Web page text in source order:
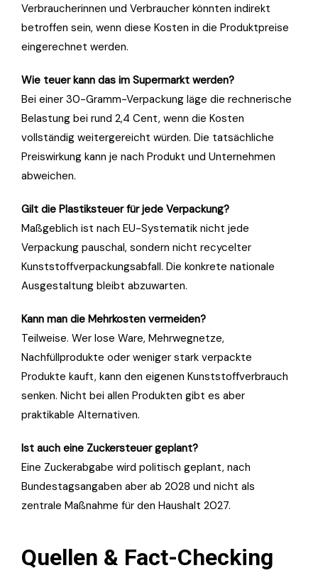
Verbraucherinnen und Verbraucher könnten indirekt
betroffen sein, wenn diese Kosten in die Produktpreise
eingerechnet werden.
Wie teuer kann das im Supermarkt werden?
Bei einer 30-Gramm-Verpackung läge die rechnerische
Belastung bei rund 2,4 Cent, wenn die Kosten
vollständig weitergereicht würden. Die tatsächliche
Preiswirkung kann je nach Produkt und Unternehmen
abweichen.
Gilt die Plastiksteuer für jede Verpackung?
Maßgeblich ist nach EU-Systematik nicht jede
Verpackung pauschal, sondern nicht recycelter
Kunststoffverpackungsabfall. Die konkrete nationale
Ausgestaltung bleibt abzuwarten.
Kann man die Mehrkosten vermeiden?
Teilweise. Wer lose Ware, Mehrwegnetze,
Nachfüllprodukte oder weniger stark verpackte
Produkte kauft, kann den eigenen Kunststoffverbrauch
senken. Nicht bei allen Produkten gibt es aber
praktikable Alternativen.
Ist auch eine Zuckersteuer geplant?
Eine Zuckerabgabe wird politisch geplant, nach
Bundestagsangaben aber ab 2028 und nicht als
zentrale Maßnahme für den Haushalt 2027.
Quellen & Fact-Checking